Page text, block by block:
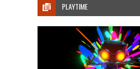
PLAYTIME